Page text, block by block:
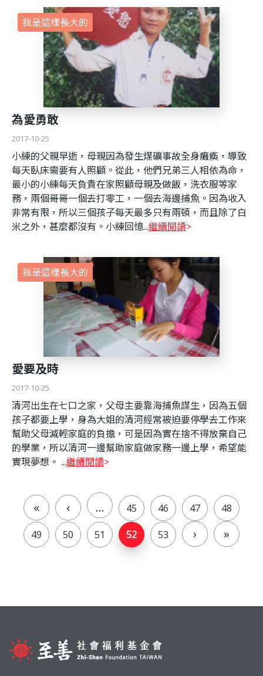
我是這樣長大的
為愛勇敢
2017-10-25
小練的父親早逝，母親因為發生煤礦事故全身癱瘓，導致
每天臥床需要有人照顧。從此，他們兄弟三人相依為命，
最小的小練每天負責在家照顧母親及做飯，洗衣服等家
務，兩個哥哥一個去打零工，一個去海邊捕魚。因為收入
非常有限，所以三個孩子每天最多只有兩頓，而且除了白
米之外，甚麼都沒有。小練回憶...繼續閱讀
我是這樣長大的
愛要及時
2017-10-25
清河出生在七口之家，父母主要靠海捕魚謀生，因為五個
孩子都要上學，身為大姐的清河經常被迫要停學去工作來
幫助父母減輕家庭的負擔，可是因為實在捨不得放棄自己
的學業，所以清河一邊幫助家庭做家務一邊上學，希望能
實現夢想。 ...繼續閱讀
頁
面
« ‹ … 45 46 47 48
49 50 51 52 53 › »